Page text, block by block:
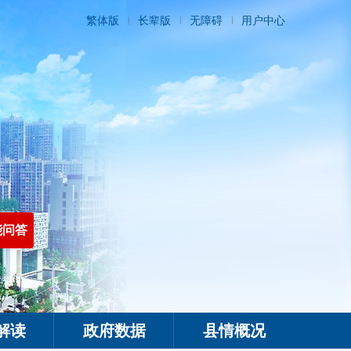
繁体版 长辈版 无障碍 用户中心
答
读 政府数据 县情概况